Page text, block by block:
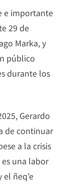
e importante
29 de
Marka, y
público
durante los
Gerardo
de continuar
a la crisis
una labor
ñeq’e